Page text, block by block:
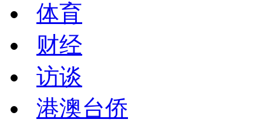
体育
财经
访谈
港澳台侨